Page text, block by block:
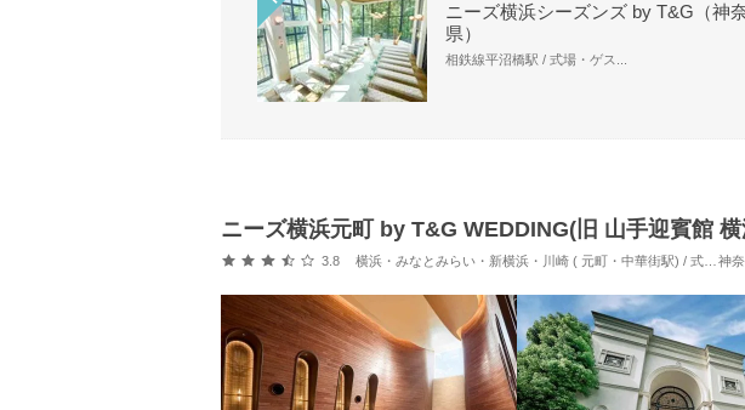
ニーズ横浜シーズンズ by T&G（神
県）
相鉄線平沼橋駅 / 式場・ゲス...
ニーズ横浜元町 by T&G WEDDING(旧 山手迎賓館 横
口コミ評価
3.8 横浜・みなとみらい・新横浜・川崎 ( 元町・中華街駅) / 式場・ゲストハウス 神